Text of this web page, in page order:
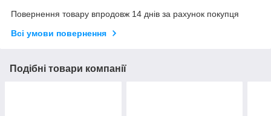
Повернення товару впродовж 14 днів за рахунок покупця
Всі умови повернення
Подібні товари компанії